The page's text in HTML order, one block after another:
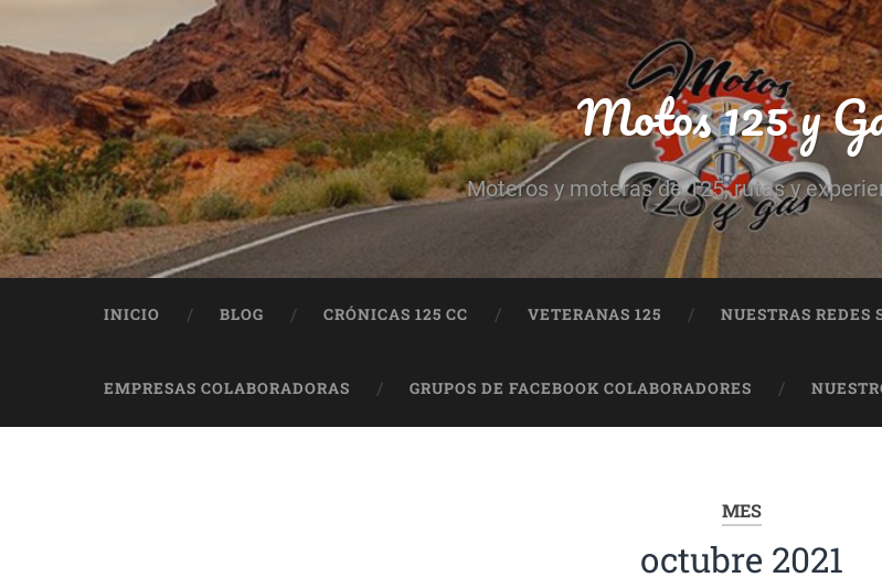
Motos 125 y
Moteros y moteras de 125, rutas y
INICIO BLOG CRÓNICAS 125 CC VETERANAS 125 NUESTRAS REDES
EMPRESAS COLABORADORAS GRUPOS DE FACEBOOK COLABORADORES
MES
octubre 2021